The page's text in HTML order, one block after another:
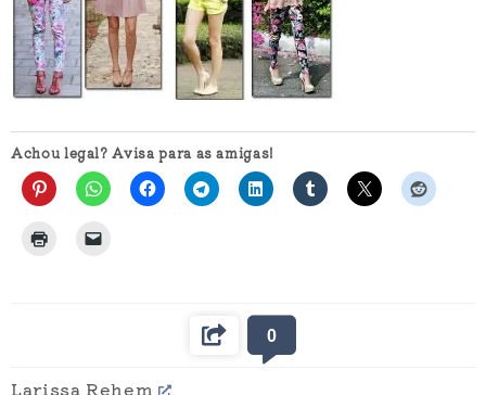
Achou legal? Avisa para as amigas!
0
Larissa Rehem